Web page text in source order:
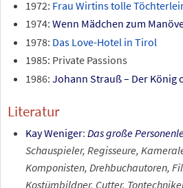
1972: Frau Wirtins tolle
1974: Wenn Mädchen zum
1978: Das Love-Hotel in Tirol
1985: Private Passions
1986: Johann Strauß – Der König
Literatur
Kay Weniger: Das große
Schauspieler, Regisseure,
Komponisten, Drehbuchautoren,
Kostümbildner, Cutter,